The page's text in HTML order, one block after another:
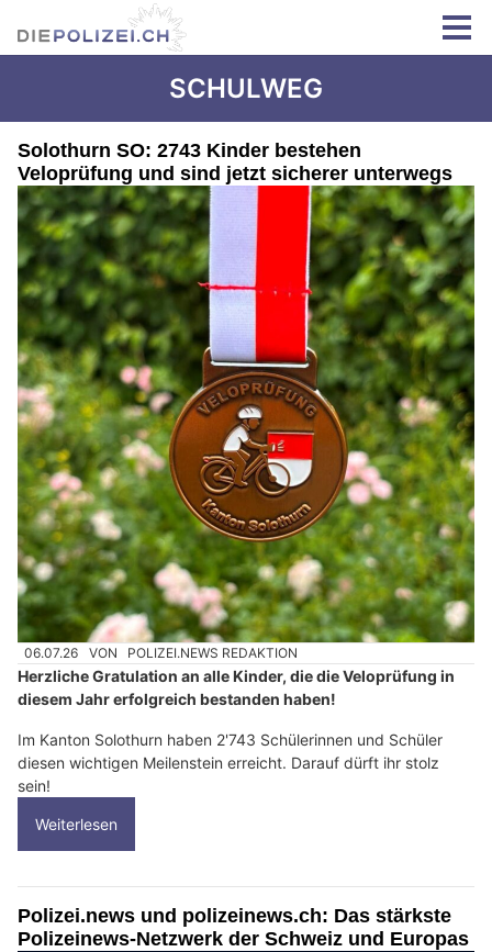
SCHULWEG
Solothurn SO: 2743 Kinder bestehen
Veloprüfung und sind jetzt sicherer unterwegs
06.07.26 VON POLIZEI.NEWS REDAKTION
Herzliche Gratulation an alle Kinder, die die Veloprüfung in
diesem Jahr erfolgreich bestanden haben!
Im Kanton Solothurn haben 2'743 Schülerinnen und Schüler
diesen wichtigen Meilenstein erreicht. Darauf dürft ihr stolz
sein!
Weiterlesen
Polizei.news und polizeinews.ch: Das stärkste
Polizeinews-Netzwerk der Schweiz und Europas